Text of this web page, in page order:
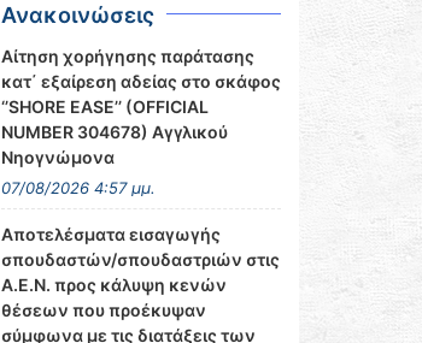
Ανακοινώσεις
Αίτηση χορήγησης παράτασης
κατ΄ εξαίρεση αδείας στο σκάφος
‘’SHORE EASE’’ (OFFICIAL
NUMBER 304678) Αγγλικού
Νηογνώμονα
07/08/2026 4:57 μμ.
Αποτελέσματα εισαγωγής
σπουδαστών/σπουδαστριών στις
Α.Ε.Ν. προς κάλυψη κενών
θέσεων που προέκυψαν
σύμφωνα με τις διατάξεις των